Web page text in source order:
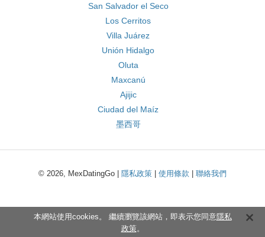
San Salvador el Seco
Los Cerritos
Villa Juárez
Unión Hidalgo
Oluta
Maxcanú
Ajijic
Ciudad del Maíz
墨西哥
© 2026, MexDatingGo | 隱私政策 使用條款 聯絡我們
本網站使用cookies。 繼續瀏覽該網站，即表示您同意隱私
政策。